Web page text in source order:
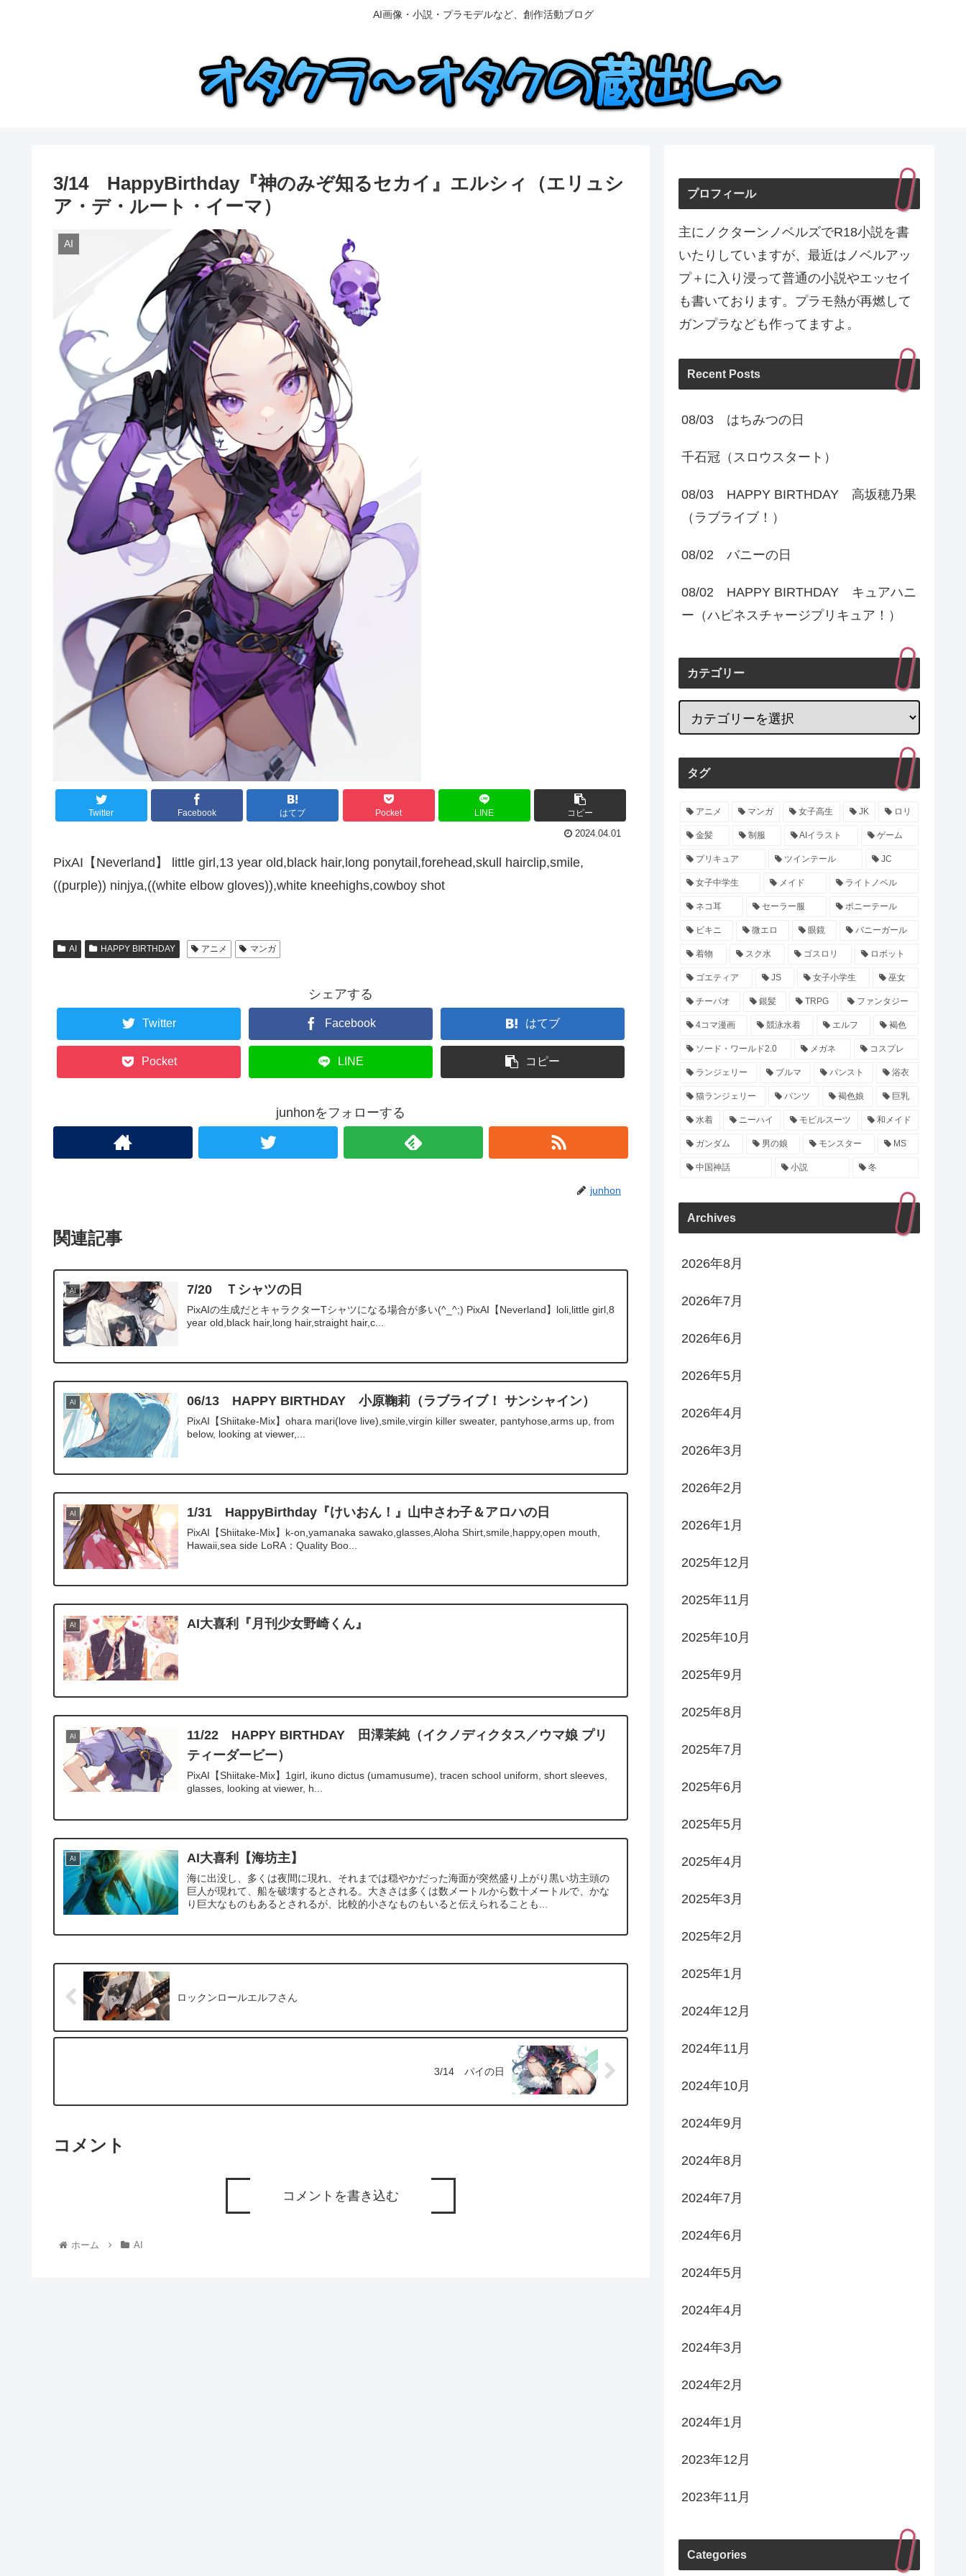
AI画像・小説・プラモデルなど、創作活動ブログ
3/14 HappyBirthday『神のみぞ知るセカイ』エルシィ（エリュシ
ア・デ・ルート・イーマ）
AI
Twitter Facebook はてブ Pocket LINE コピー
2024.04.01
PixAI【Neverland】 little girl,13 year old,black hair,long ponytail,forehead,skull hairclip,smile,
((purple)) ninjya,((white elbow gloves)),white kneehighs,cowboy shot
AI HAPPY BIRTHDAY アニメ マンガ
シェアする
Twitter Facebook はてブ
Pocket LINE コピー
junhonをフォローする
junhon
関連記事
AI 7/20 Ｔシャツの日
PixAIの生成だとキャラクターTシャツになる場合が多い(^_^;) PixAI【Neverland】loli,little girl,8
year old,black hair,long hair,straight hair,c...
AI 06/13 HAPPY BIRTHDAY 小原鞠莉（ラブライブ！ サンシャイン）
PixAI【Shiitake-Mix】ohara mari(love live),smile,virgin killer sweater, pantyhose,arms up, from
below, looking at viewer,...
AI 1/31 HappyBirthday『けいおん！』山中さわ子＆アロハの日
PixAI【Shiitake-Mix】k-on,yamanaka sawako,glasses,Aloha Shirt,smile,happy,open mouth,
Hawaii,sea side LoRA：Quality Boo...
AI AI大喜利『月刊少女野崎くん』
AI
11/22 HAPPY BIRTHDAY 田澤茉純（イクノディクタス／ウマ娘 プリ
ティーダービー）
PixAI【Shiitake-Mix】1girl, ikuno dictus (umamusume), tracen school uniform, short sleeves,
glasses, looking at viewer, h...
AI AI大喜利【海坊主】
海に出没し、多くは夜間に現れ、それまでは穏やかだった海面が突然盛り上がり黒い坊主頭の
巨人が現れて、船を破壊するとされる。大きさは多くは数メートルから数十メートルで、かな
り巨大なものもあるとされるが、比較的小さなものもいると伝えられることも...
ロックンロールエルフさん
3/14 パイの日
コメント
コメントを書き込む
ホーム AI
プロフィール
主にノクターンノベルズでR18小説を書
いたりしていますが、最近はノベルアッ
プ＋に入り浸って普通の小説やエッセイ
も書いております。プラモ熱が再燃して
ガンプラなども作ってますよ。
Recent Posts
08/03 はちみつの日
千石冠（スロウスタート）
08/03 HAPPY BIRTHDAY 高坂穂乃果
（ラブライブ！）
08/02 バニーの日
08/02 HAPPY BIRTHDAY キュアハニ
ー（ハピネスチャージプリキュア！）
カテゴリー
タグ
アニメ マンガ 女子高生 JK ロリ
金髪 制服 AIイラスト ゲーム
プリキュア ツインテール JC
女子中学生 メイド ライトノベル
ネコ耳 セーラー服 ポニーテール
ビキニ 微エロ 眼鏡 バニーガール
着物 スク水 ゴスロリ ロボット
ゴエティア JS 女子小学生 巫女
チーパオ 銀髪 TRPG ファンタジー
4コマ漫画 競泳水着 エルフ 褐色
ソード・ワールド2.0 メガネ コスプレ
ランジェリー ブルマ パンスト 浴衣
猫ランジェリー パンツ 褐色娘 巨乳
水着 ニーハイ モビルスーツ 和メイド
ガンダム 男の娘 モンスター MS
中国神話 小説 冬
Archives
2026年8月
2026年7月
2026年6月
2026年5月
2026年4月
2026年3月
2026年2月
2026年1月
2025年12月
2025年11月
2025年10月
2025年9月
2025年8月
2025年7月
2025年6月
2025年5月
2025年4月
2025年3月
2025年2月
2025年1月
2024年12月
2024年11月
2024年10月
2024年9月
2024年8月
2024年7月
2024年6月
2024年5月
2024年4月
2024年3月
2024年2月
2024年1月
2023年12月
2023年11月
Categories